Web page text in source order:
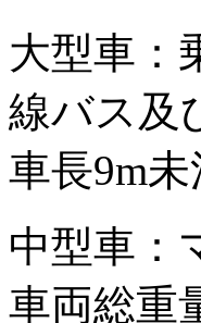
大型車：
線バス及
車長9m
中型車：
車両総重